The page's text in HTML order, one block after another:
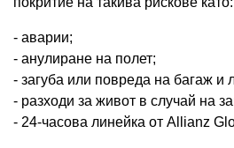
- аварии;
- анулиране на полет;
- загуба или повреда на багаж и
- разходи за живот в случай на
- 24-часова линейка от Allianz